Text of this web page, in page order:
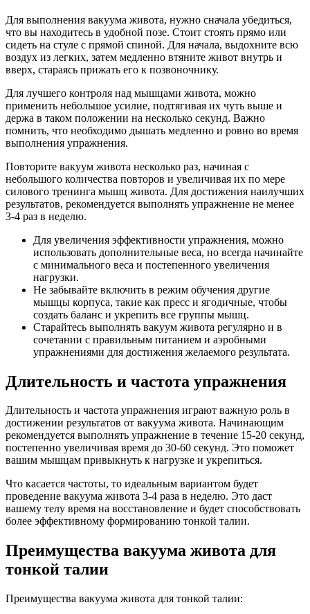
Для выполнения вакуума живота, нужно сначала убедиться,
что вы находитесь в удобной позе. Стоит стоять прямо или
сидеть на стуле с прямой спиной. Для начала, выдохните всю
воздух из легких, затем медленно втяните живот внутрь и
вверх, стараясь прижать его к позвоночнику.
Для лучшего контроля над мышцами живота, можно
применить небольшое усилие, подтягивая их чуть выше и
держа в таком положении на несколько секунд. Важно
помнить, что необходимо дышать медленно и ровно во время
выполнения упражнения.
Повторите вакуум живота несколько раз, начиная с
небольшого количества повторов и увеличивая их по мере
силового тренинга мышц живота. Для достижения наилучших
результатов, рекомендуется выполнять упражнение не менее
3-4 раз в неделю.
Для увеличения эффективности упражнения, можно
использовать дополнительные веса, но всегда начинайте
с минимального веса и постепенного увеличения
нагрузки.
Не забывайте включить в режим обучения другие
мышцы корпуса, такие как пресс и ягодичные, чтобы
создать баланс и укрепить все группы мышц.
Старайтесь выполнять вакуум живота регулярно и в
сочетании с правильным питанием и аэробными
упражнениями для достижения желаемого результата.
Длительность и частота упражнения
Длительность и частота упражнения играют важную роль в
достижении результатов от вакуума живота. Начинающим
рекомендуется выполнять упражнение в течение 15-20 секунд,
постепенно увеличивая время до 30-60 секунд. Это поможет
вашим мышцам привыкнуть к нагрузке и укрепиться.
Что касается частоты, то идеальным вариантом будет
проведение вакуума живота 3-4 раза в неделю. Это даст
вашему телу время на восстановление и будет способствовать
более эффективному формированию тонкой талии.
Преимущества вакуума живота для
тонкой талии
Преимущества вакуума живота для тонкой талии: